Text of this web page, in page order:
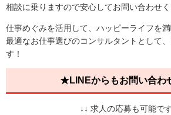
相談に乗りますので安心してお問い合わせ
仕事めぐみを活用して、ハッピーライフを満
最適なお仕事選びのコンサルタントとして
す！
★LINEからもお問い合わ
↓↓ 求人の応募も可能で